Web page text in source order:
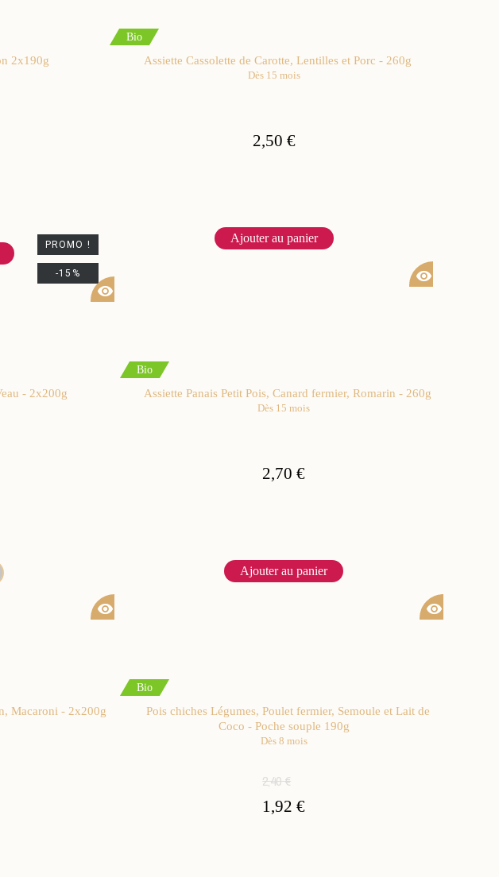
2x190g
PROMO !
-15%
visibility
Bio
Assiette Cassolette de Carotte, Lentilles et Porc - 260g
Dès 15 mois
2,50 €
Ajouter au panier
visibility
- 2x200g
visibility
Bio
Assiette Panais Petit Pois, Canard fermier, Romarin - 260g
Dès 15 mois
2,70 €
Ajouter au panier
visibility
Macaroni - 2x200g
Bio
Pois chiches Légumes, Poulet fermier, Semoule et Lait de
Coco - Poche souple 190g
Dès 8 mois
2,40 €
1,92 €